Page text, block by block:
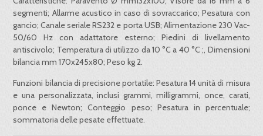
segmenti; Allarme acustico in caso di sovraccarico; Pesatura con
gancio; Canale seriale RS232 e porta USB; Alimentazione 230 Vac-
50/60 Hz con adattatore esterno; Piedini di livellamento
antiscivolo; Temperatura di utilizzo da 10 °C a 40 °C ;, Dimensioni
bilancia mm 170x245x80; Peso kg 2.
Funzioni bilancia di precisione portatile: Pesatura 14 unità di misura
e una personalizzata, inclusi grammi, milligrammi, once, carati,
ponce e Newton; Conteggio peso; Pesatura in percentuale;
sommatoria delle pesate effettuate.